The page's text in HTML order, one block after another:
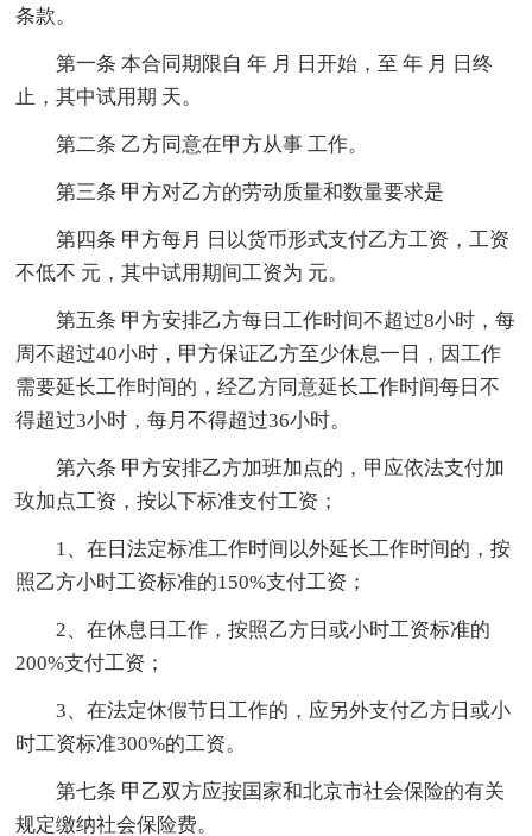
条款。
第一条 本合同期限自 年 月 日开始，至 年 月 日终
止，其中试用期 天。
第二条 乙方同意在甲方从事 工作。
第三条 甲方对乙方的劳动质量和数量要求是
第四条 甲方每月 日以货币形式支付乙方工资，工资
不低不 元，其中试用期间工资为 元。
第五条 甲方安排乙方每日工作时间不超过8小时，每
周不超过40小时，甲方保证乙方至少休息一日，因工作
需要延长工作时间的，经乙方同意延长工作时间每日不
得超过3小时，每月不得超过36小时。
第六条 甲方安排乙方加班加点的，甲应依法支付加
玫加点工资，按以下标准支付工资；
1、在日法定标准工作时间以外延长工作时间的，按
照乙方小时工资标准的150%支付工资；
2、在休息日工作，按照乙方日或小时工资标准的
200%支付工资；
3、在法定休假节日工作的，应另外支付乙方日或小
时工资标准300%的工资。
第七条 甲乙双方应按国家和北京市社会保险的有关
规定缴纳社会保险费。